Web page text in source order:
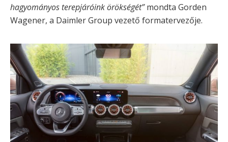
hagyományos terepjáróink örökségét”mondta Gorden
Wagener, a Daimler Group vezető formatervezője.